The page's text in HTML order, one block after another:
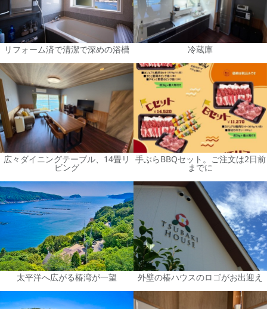
リフォーム済で清潔で深めの浴槽 冷蔵庫
広々ダイニングテーブル、14畳リ
ビング
手ぶらBBQセット。ご注文は2日前
までに
太平洋へ広がる椿湾が一望 外壁の椿ハウスのロゴがお出迎え